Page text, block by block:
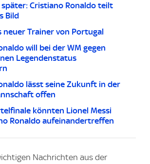
Cristiano Ronaldo teilt
Bild
neuer Trainer von Portugal
will bei der WM gegen
Legendenstatus
lässt seine Zukunft in der
offen
könnten Lionel Messi
Ronaldo aufeinandertreffen
Nachrichten aus der